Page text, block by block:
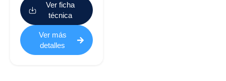
Ver ficha
técnica
Ver más
detalles